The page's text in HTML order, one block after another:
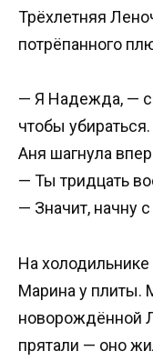
Трёхлетняя
потрёпанного
— Я Надежда, —
чтобы убираться.
Аня шагнула
— Ты тридцать
— Значит, начну
На
Марина у плиты.
новорождённой
прятали — оно